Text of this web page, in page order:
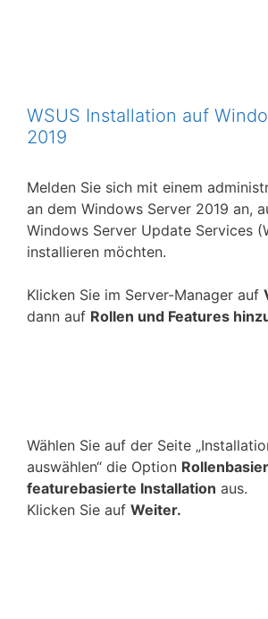
WSUS Installation auf
2019
Melden Sie sich mit einem
an dem Windows Server 2019 an,
Windows Server Update Services
installieren möchten.
Klicken Sie im Server-Manager auf
dann auf Rollen und Features
Wählen Sie auf der Seite
auswählen“ die Option
featurebasierte Installation aus.
Klicken Sie auf Weiter.